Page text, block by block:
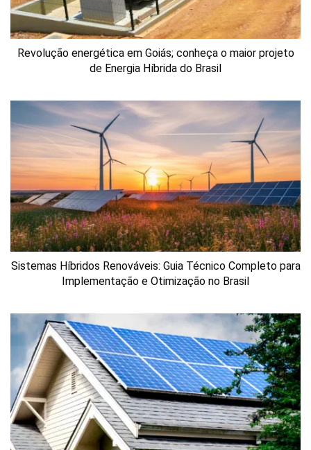
Revolução energética em Goiás; conheça o maior projeto
de Energia Híbrida do Brasil
Sistemas Híbridos Renováveis: Guia Técnico Completo para
Implementação e Otimização no Brasil